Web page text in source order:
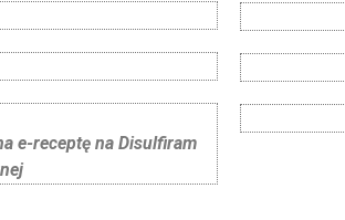
e-receptę na Disulfiram